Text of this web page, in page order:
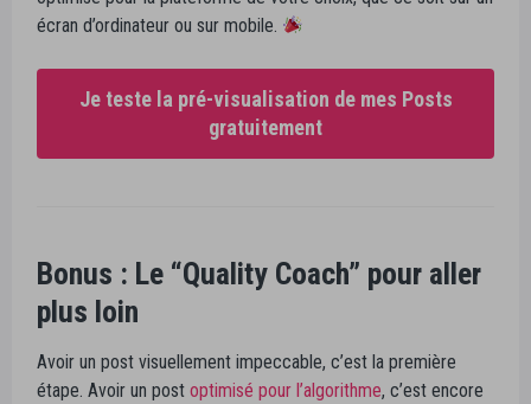
écran d’ordinateur ou sur mobile.
Je teste la pré-visualisation de mes Posts
gratuitement
Bonus : Le “Quality Coach” pour aller
plus loin
Avoir un post visuellement impeccable, c’est la première
étape. Avoir un post optimisé pour l’algorithme, c’est encore